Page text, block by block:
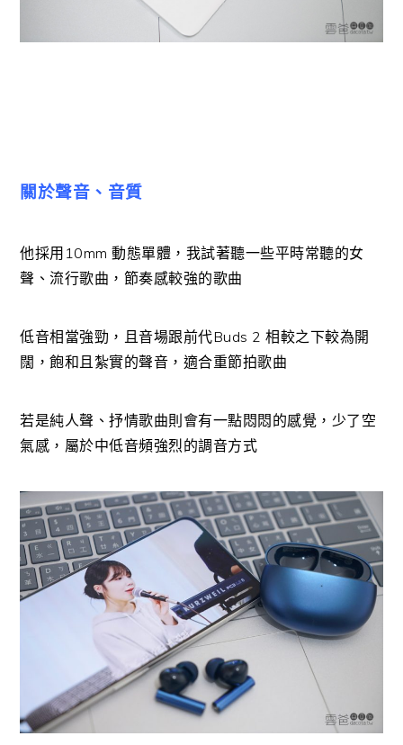
關於聲音、音質
他採用10mm 動態單體，我試著聽一些平時常聽的女
聲、流行歌曲，節奏感較強的歌曲
低音相當強勁，且音場跟前代Buds 2 相較之下較為開
闊，飽和且紮實的聲音，適合重節拍歌曲
若是純人聲、抒情歌曲則會有一點悶悶的感覺，少了空
氣感，屬於中低音頻強烈的調音方式